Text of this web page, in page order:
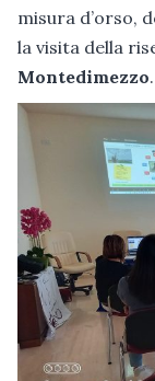
misura d’orso,
la visita della
Montedimezzo.